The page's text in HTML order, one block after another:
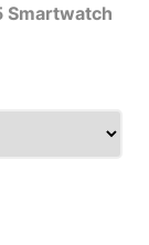
Smartwatch